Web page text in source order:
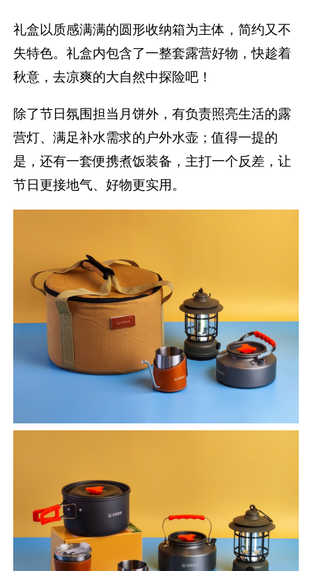
礼盒以质感满满的圆形收纳箱为主体，简约又不
失特色。礼盒内包含了一整套露营好物，快趁着
秋意，去凉爽的大自然中探险吧！
除了节日氛围担当月饼外，有负责照亮生活的露
营灯、满足补水需求的户外水壶；值得一提的
是，还有一套便携煮饭装备，主打一个反差，让
节日更接地气、好物更实用。